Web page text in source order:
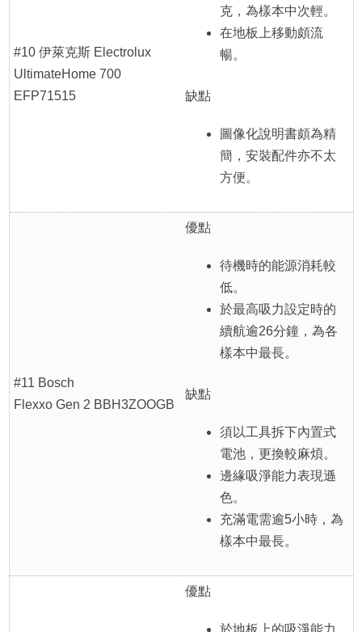
#10 伊萊克斯 Electrolux
UltimateHome 700
EFP71515
克，為樣本中次輕。
在地板上移動頗流
暢。
缺點
圖像化說明書頗為精
簡，安裝配件亦不太
方便。
#11 Bosch
Flexxo Gen 2 BBH3ZOOGB
優點
待機時的能源消耗較
低。
於最高吸力設定時的
續航逾26分鐘，為各
樣本中最長。
缺點
須以工具拆下內置式
電池，更換較麻煩。
邊緣吸淨能力表現遜
色。
充滿電需逾5小時，為
樣本中最長。
優點
於地板上的吸淨能力